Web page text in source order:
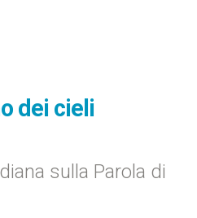
dei cieli
sulla Parola di